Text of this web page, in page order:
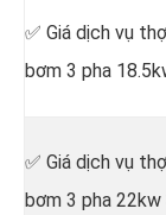
✅ Giá dịch vụ
bơm 3 pha
✅ Giá dịch vụ
bơm 3 pha